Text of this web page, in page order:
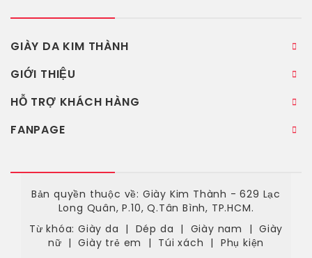
GIÀY DA KIM THÀNH
GIỚI THIỆU
HỖ TRỢ KHÁCH HÀNG
FANPAGE
Bản quyền thuộc về: Giày Kim Thành - 629 Lạc
Long Quân, P.10, Q.Tân Bình, TP.HCM.
Từ khóa:Giày da | Dép da | Giày nam | Giày
nữ |Giày trẻ em | Túi xách | Phụ kiện